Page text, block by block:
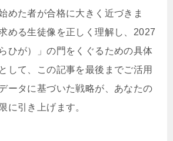
めた者が合格に大きく近づきま
める生徒像を正しく理解し、2027
ひが）」の門をくぐるための具体
して、この記事を最後までご活用
ータに基づいた戦略が、あなたの
に引き上げます。